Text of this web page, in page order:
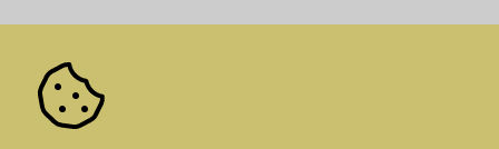
Pozáruční opravy
Velkoobchod
We Care
Dárkové poukazy
Vuchlook
Zásady ochrany osobních údajů